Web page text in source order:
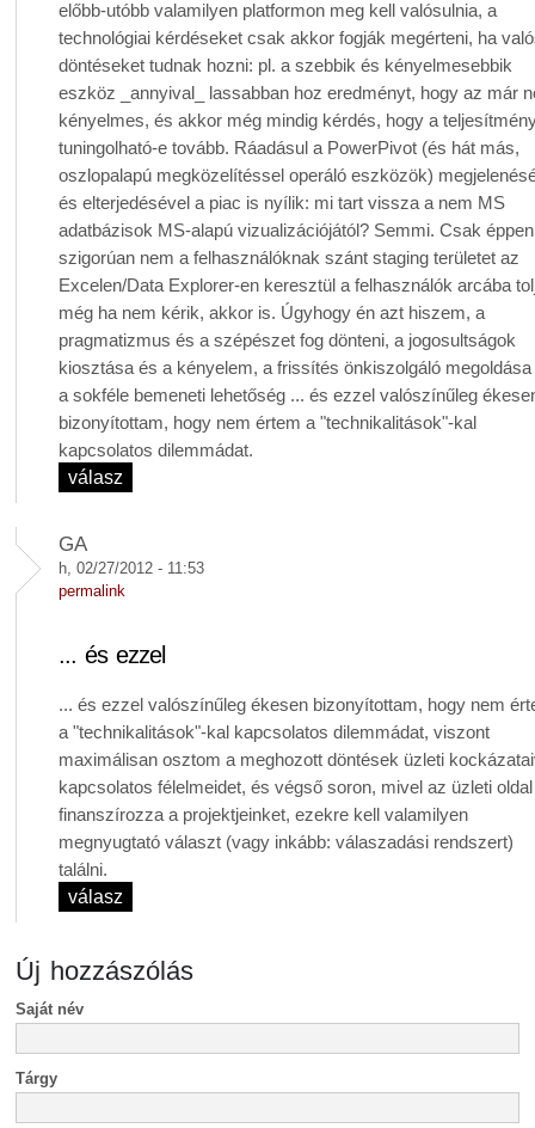
előbb-utóbb valamilyen platformon meg kell valósulnia, a
technológiai kérdéseket csak akkor fogják megérteni, ha
döntéseket tudnak hozni: pl. a szebbik és kényelmesebbik
eszköz _annyival_ lassabban hoz eredményt, hogy az már
kényelmes, és akkor még mindig kérdés, hogy a
tuningolható-e tovább. Ráadásul a PowerPivot (és hát más,
oszlopalapú megközelítéssel operáló eszközök)
és elterjedésével a piac is nyílik: mi tart vissza a nem MS
adatbázisok MS-alapú vizualizációjától? Semmi. Csak
szigorúan nem a felhasználóknak szánt staging területet az
Excelen/Data Explorer-en keresztül a felhasználók arcába
még ha nem kérik, akkor is. Úgyhogy én azt hiszem, a
pragmatizmus és a szépészet fog dönteni, a jogosultságok
kiosztása és a kényelem, a frissítés önkiszolgáló
a sokféle bemeneti lehetőség ... és ezzel valószínűleg
bizonyítottam, hogy nem értem a "technikalitások"-kal
kapcsolatos dilemmádat.
válasz
GA
h, 02/27/2012 - 11:53
permalink
... és ezzel
... és ezzel valószínűleg ékesen bizonyítottam, hogy nem
a "technikalitások"-kal kapcsolatos dilemmádat, viszont
maximálisan osztom a meghozott döntések üzleti
kapcsolatos félelmeidet, és végső soron, mivel az üzleti oldal
finanszírozza a projektjeinket, ezekre kell valamilyen
megnyugtató választ (vagy inkább: válaszadási rendszert)
találni.
válasz
Új hozzászólás
Saját név
Tárgy